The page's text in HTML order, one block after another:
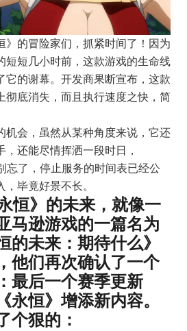
》的冒险家们，抓紧时间了！因为
短短几小时前，这款游戏的生命线
它的谢幕。开发商果断宣布，这款
彻底消失，而且执行速度之快，简
机会，虽然从某种角度来说，它还
还能尽情挥洒一段时日，
忘了，停止服务的时间表已经公
毕竟好景不长。
恒》的未来，就像一
马逊游戏的一篇名为
的未来：期待什么》
他们再次确认了一个
最后一个赛季更新
永恒》增添新内容。
个狠的：